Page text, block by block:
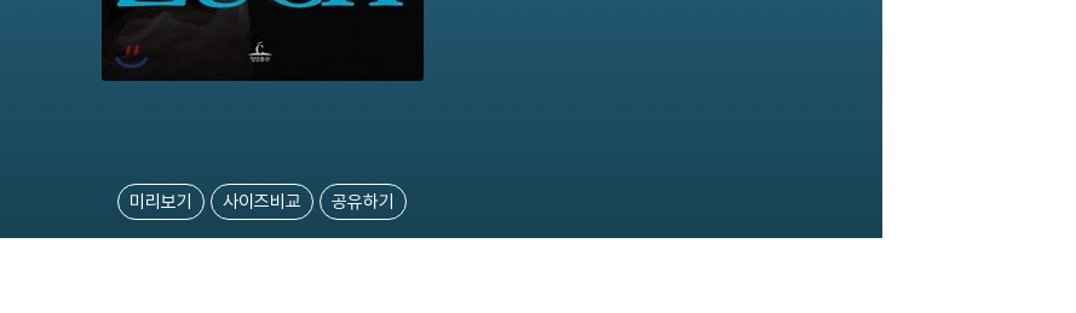
미리보기 사이즈비교 공유하기